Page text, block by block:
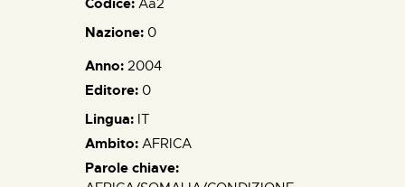
Aa2
Nazione: 0
Anno: 2004
Editore: 0
Lingua: IT
Ambito: AFRICA
Parole chiave: